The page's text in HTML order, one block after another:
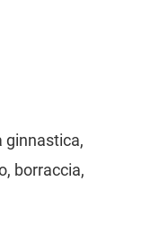
ginnastica,
borraccia,